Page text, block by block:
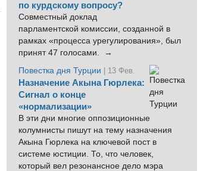
по курдскому вопросу?
Совместный доклад
парламентской комиссии, созданной в
рамках «процесса урегулирования», был
принят 47 голосами. →
Повестка дня Турции
| 13 Фев.
Назначение Акына Гюрлека:
Сигнал о конце
«нормализации»
В эти дни многие оппозиционные
колумнисты пишут на тему назначения
Акына Гюрлека на ключевой пост в
системе юстиции. То, что человек,
который вел резонансное дело мэра